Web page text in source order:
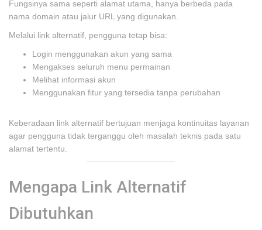
Fungsinya sama seperti alamat utama, hanya berbeda pada
nama domain atau jalur URL yang digunakan.
Melalui link alternatif, pengguna tetap bisa:
Login menggunakan akun yang sama
Mengakses seluruh menu permainan
Melihat informasi akun
Menggunakan fitur yang tersedia tanpa perubahan
Keberadaan link alternatif bertujuan menjaga kontinuitas layanan
agar pengguna tidak terganggu oleh masalah teknis pada satu
alamat tertentu.
Mengapa Link Alternatif
Dibutuhkan